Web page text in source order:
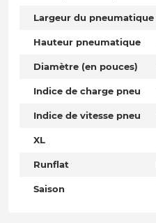
Largeur du pneumatique
Hauteur pneumatique
Diamètre (en pouces)
Indice de charge pneu
Indice de vitesse pneu
XL
Runflat
Saison